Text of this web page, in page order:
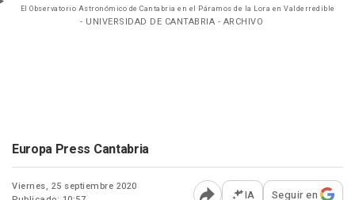
El Observatorio Astronómico de Cantabria en el Páramos de la Lora en Valderredible
- UNIVERSIDAD DE CANTABRIA - ARCHIVO
Europa Press Cantabria
Viernes, 25 septiembre 2020
IA Seguir en